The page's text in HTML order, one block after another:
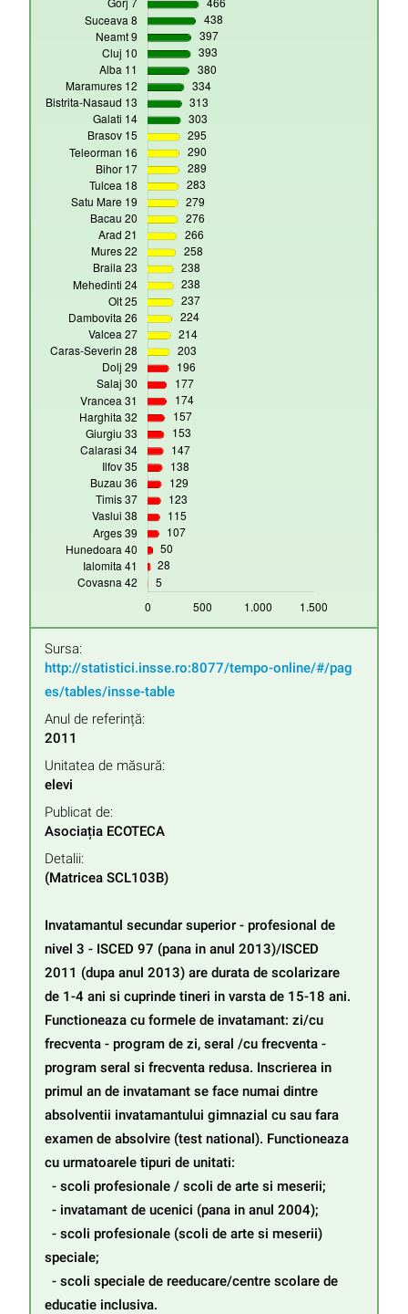
Sursa:
http://statistici.insse.ro:8077/tempo-online/#/pag
es/tables/insse-table
Anul de referință:
2011
Unitatea de măsură:
elevi
Publicat de:
Asociația ECOTECA
Detalii:
(Matricea SCL103B)
Invatamantul secundar superior - profesional de
nivel 3 - ISCED 97 (pana in anul 2013)/ISCED
2011 (dupa anul 2013) are durata de scolarizare
de 1-4 ani si cuprinde tineri in varsta de 15-18 ani.
Functioneaza cu formele de invatamant: zi/cu
frecventa - program de zi, seral /cu frecventa -
program seral si frecventa redusa. Inscrierea in
primul an de invatamant se face numai dintre
absolventii invatamantului gimnazial cu sau fara
examen de absolvire (test national). Functioneaza
cu urmatoarele tipuri de unitati:
speciale;
educatie inclusiva.